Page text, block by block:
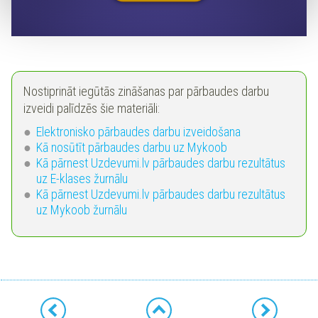
Nostiprināt iegūtās zināšanas par pārbaudes darbu
izveidi palīdzēs šie materiāli:
Elektronisko pārbaudes darbu izveidošana
Kā nosūtīt pārbaudes darbu uz Mykoob
Kā pārnest Uzdevumi.lv pārbaudes darbu rezultātus
uz E-klases žurnālu
Kā pārnest Uzdevumi.lv pārbaudes darbu rezultātus
uz Mykoob žurnālu